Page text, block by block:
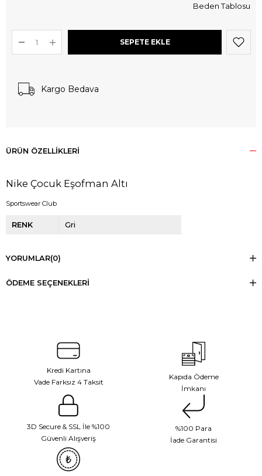
Beden Tablosu
Kargo Bedava
ÜRÜN ÖZELLIKLERI
Nike Çocuk Eşofman Altı
Sportswear Club
RENK Gri
YORUMLAR(0)
ÖDEME SEÇENEKLERI
Kredi Kartına
Vade Farksız 4 Taksit
Kapıda Ödeme
İmkanı
3D Secure & SSL İle %100
Güvenli Alışveriş
%100 Para
İade Garantisi